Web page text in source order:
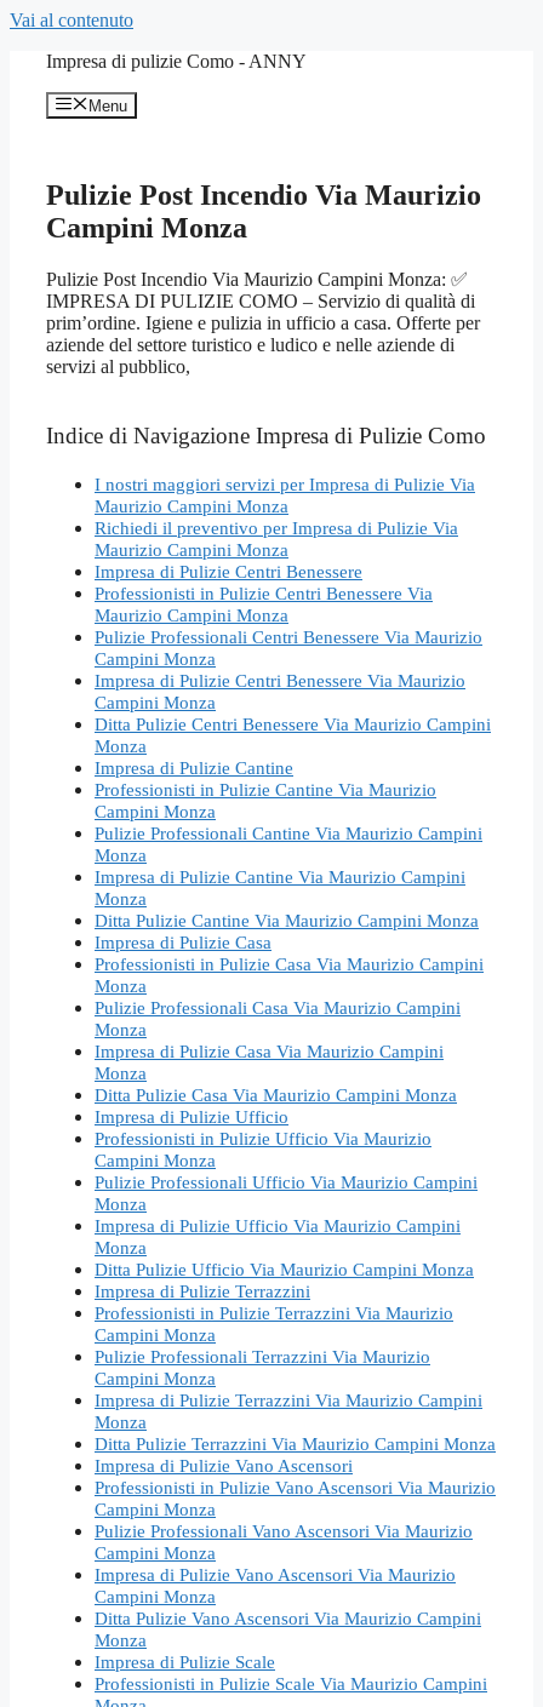
Vai al contenuto
Impresa di pulizie Como - ANNY
Menu
Pulizie Post Incendio Via Maurizio
Campini Monza
Pulizie Post Incendio Via Maurizio Campini Monza: ✅
IMPRESA DI PULIZIE COMO – Servizio di qualità di
prim’ordine. Igiene e pulizia in ufficio a casa. Offerte per
aziende del settore turistico e ludico e nelle aziende di
servizi al pubblico,
Indice di Navigazione Impresa di Pulizie Como
I nostri maggiori servizi per Impresa di Pulizie Via
Maurizio Campini Monza
Richiedi il preventivo per Impresa di Pulizie Via
Maurizio Campini Monza
Impresa di Pulizie Centri Benessere
Professionisti in Pulizie Centri Benessere Via
Maurizio Campini Monza
Pulizie Professionali Centri Benessere Via Maurizio
Campini Monza
Impresa di Pulizie Centri Benessere Via Maurizio
Campini Monza
Ditta Pulizie Centri Benessere Via Maurizio Campini
Monza
Impresa di Pulizie Cantine
Professionisti in Pulizie Cantine Via Maurizio
Campini Monza
Pulizie Professionali Cantine Via Maurizio Campini
Monza
Impresa di Pulizie Cantine Via Maurizio Campini
Monza
Ditta Pulizie Cantine Via Maurizio Campini Monza
Impresa di Pulizie Casa
Professionisti in Pulizie Casa Via Maurizio Campini
Monza
Pulizie Professionali Casa Via Maurizio Campini
Monza
Impresa di Pulizie Casa Via Maurizio Campini
Monza
Ditta Pulizie Casa Via Maurizio Campini Monza
Impresa di Pulizie Ufficio
Professionisti in Pulizie Ufficio Via Maurizio
Campini Monza
Pulizie Professionali Ufficio Via Maurizio Campini
Monza
Impresa di Pulizie Ufficio Via Maurizio Campini
Monza
Ditta Pulizie Ufficio Via Maurizio Campini Monza
Impresa di Pulizie Terrazzini
Professionisti in Pulizie Terrazzini Via Maurizio
Campini Monza
Pulizie Professionali Terrazzini Via Maurizio
Campini Monza
Impresa di Pulizie Terrazzini Via Maurizio Campini
Monza
Ditta Pulizie Terrazzini Via Maurizio Campini Monza
Impresa di Pulizie Vano Ascensori
Professionisti in Pulizie Vano Ascensori Via Maurizio
Campini Monza
Pulizie Professionali Vano Ascensori Via Maurizio
Campini Monza
Impresa di Pulizie Vano Ascensori Via Maurizio
Campini Monza
Ditta Pulizie Vano Ascensori Via Maurizio Campini
Monza
Impresa di Pulizie Scale
Professionisti in Pulizie Scale Via Maurizio Campini